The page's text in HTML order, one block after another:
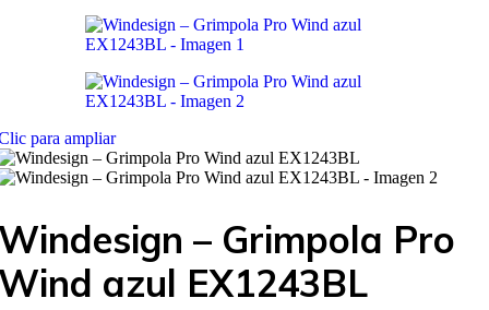
para ampliar
– Grimpola Pro
azul EX1243BL